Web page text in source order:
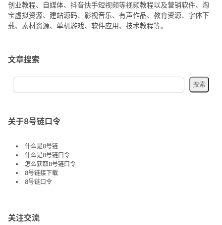
创业教程、自媒体、抖音快手短视频等视频教程以及营销软件、淘
宝虚拟资源、建站源码、影视音乐、有声作品、教育资源、字体下
载、素材资源、单机游戏、软件应用、技术教程等。
文章搜索
关于8号链口令
什么是8号链
什么是8号链口令
怎么获取8号链口令
8号链接下载
8号链口令
关注交流